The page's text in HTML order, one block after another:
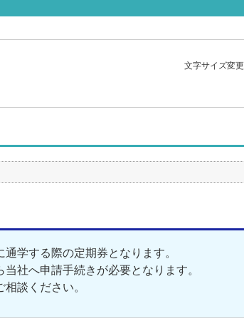
文字サイズ変更
学する際の定期券となります。
社へ申請手続きが必要となります。
談ください。